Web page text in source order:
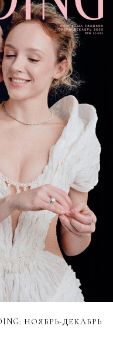
НОЯБРЬ-ДЕКАБРЬ